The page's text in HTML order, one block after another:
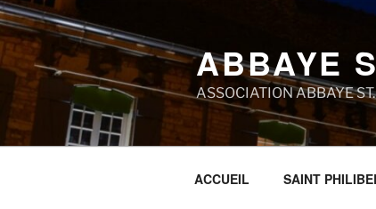
Aller
au
contenu
principal
ABBAYE
ASSOCIATION ABBAYE
ACCUEIL SAINT